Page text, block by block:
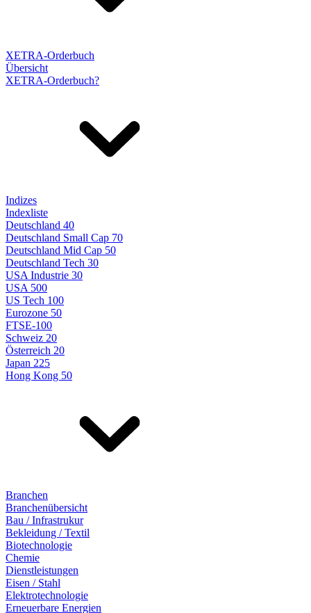
XETRA-Orderbuch
Übersicht
XETRA-Orderbuch?
Indizes
Indexliste
Deutschland 40
Deutschland Small Cap 70
Deutschland Mid Cap 50
Deutschland Tech 30
USA Industrie 30
USA 500
US Tech 100
Eurozone 50
FTSE-100
Schweiz 20
Österreich 20
Japan 225
Hong Kong 50
Branchen
Branchenübersicht
Bau / Infrastrukur
Bekleidung / Textil
Biotechnologie
Chemie
Dienstleistungen
Eisen / Stahl
Elektrotechnologie
Erneuerbare Energien